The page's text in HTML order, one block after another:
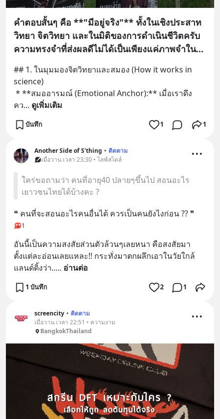
คำตอบสั้นๆ คือ **"มีอยู่จริง"** ทั้งในเชิงประสาท
วิทยา จิตวิทยา และในมิติของการดำเนินชีวิตครับ
ความทรงจำที่ส่งผลดีไม่ได้เป็นเพียงแค่ภาพจำใน
ของเราในปัจจุบัน
## 1. ในมุมมองจิตวิทยาและสมอง (How it works in
science)
คว... ดูเพิ่มเติม
บันทึก 1 1
Another Side of S'thing • ติดตาม
เมื่อวาน เวลา 23:30 • ไลฟ์สไตล์
ใคร่ขอถามว่า คนที่อายุ40 ปลายๆขึ้นไป สอนอะไร
เยาวชนไทยได้บ้างคะ ?
❝ คนที่จะสอนอะไรคนอื่นได้ ควรเป็นคนยังไงก่อน ?? ❞
1
อันนี้เป็นความสงสัยส่วนตัวล้วนๆเลยหนา คือสงสัยมา
ตั้งแต่ละอ่อนเลยแหละ!! กระทั่งมาตกผลึกเอาในวัยใกล้
แลนด์ดิ้งว่า..... อ่านต่อ
1 บันทึก 2 1
screencity • ติดตาม
เมื่อวาน เวลา 22:51 • ความงาม
BangkokThailand